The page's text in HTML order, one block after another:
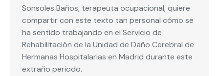
Sonsoles Baños, terapeuta ocupacional, quiere
compartir con este texto tan personal cómo se
ha sentido trabajando en el Servicio de
Rehabilitación de la Unidad de Daño Cerebral de
Hermanas Hospitalarias en Madrid durante este
extraño periodo.